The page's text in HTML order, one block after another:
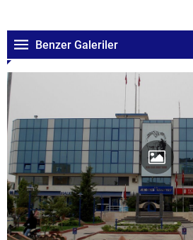
Benzer Galeriler